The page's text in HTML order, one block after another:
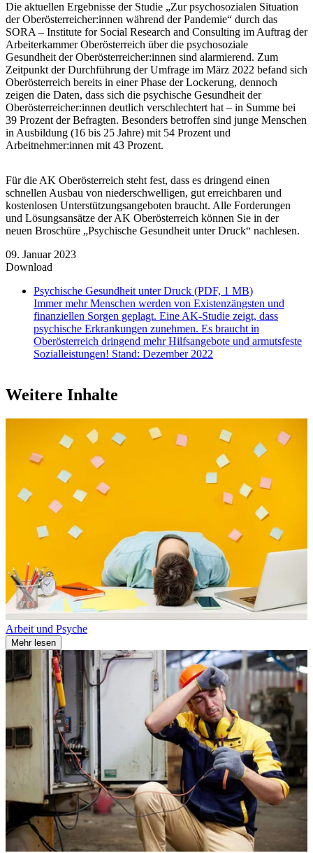
Die aktuellen Ergebnisse der Studie „Zur psychosozialen Situation
der Oberösterreicher:innen während der Pandemie“ durch das
SORA – Institute for Social Research and Consulting im Auftrag der
Arbeiterkammer Oberösterreich über die psychosoziale
Gesundheit der Oberösterreicher:innen sind alarmierend. Zum
Zeitpunkt der Durchführung der Umfrage im März 2022 befand sich
Oberösterreich bereits in einer Phase der Lockerung, dennoch
zeigen die Daten, dass sich die psychische Gesundheit der
Oberösterreicher:innen deutlich verschlechtert hat – in Summe bei
39 Prozent der Befragten. Besonders betroffen sind junge Menschen
in Ausbildung (16 bis 25 Jahre) mit 54 Prozent und
Arbeitnehmer:innen mit 43 Prozent.
Für die AK Oberösterreich steht fest, dass es dringend einen
schnellen Ausbau von niederschwelligen, gut erreichbaren und
kostenlosen Unterstützungsangeboten braucht. Alle Forderungen
und Lösungsansätze der AK Oberösterreich können Sie in der
neuen Broschüre „Psychische Gesundheit unter Druck“ nachlesen.
09. Januar 2023
Download
Psychische Gesundheit unter Druck (PDF, 1 MB)
Immer mehr Menschen werden von Existenzängsten und
finanziellen Sorgen geplagt. Eine AK-Studie zeigt, dass
psychische Erkrankungen zunehmen. Es braucht in
Oberösterreich dringend mehr Hilfsangebote und armutsfeste
Sozialleistungen! Stand: Dezember 2022
Weitere Inhalte
Arbeit und Psyche
Mehr lesen